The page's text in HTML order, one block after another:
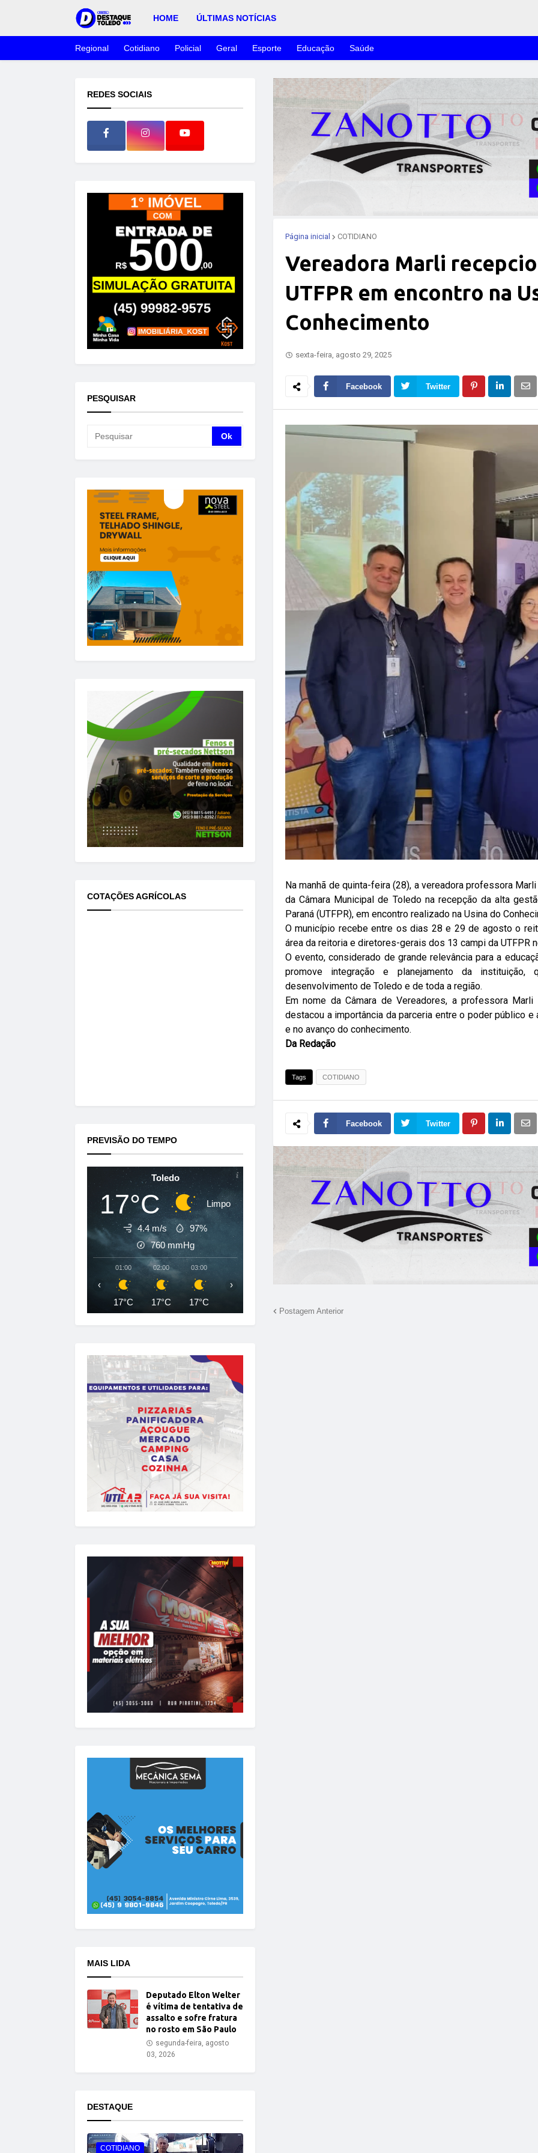
HOME ÚLTIMAS NOTÍCIAS
Regional Cotidiano Policial Geral Esporte Educação Saúde
Página inicial COTIDIANO
Vereadora Marli
UTFPR em encontro na
Conhecimento
sexta-feira, agosto 29, 2025
Facebook Twitter
Na manhã de quinta-feira (28), a vereadora professora
da Câmara Municipal de Toledo na recepção da alta
Paraná (UTFPR), em encontro realizado na Usina do
O município recebe entre os dias 28 e 29 de agosto o
área da reitoria e diretores-gerais dos 13 campi da UTFPR
O evento, considerado de grande relevância para a
promove integração e planejamento da instituição,
desenvolvimento de Toledo e de toda a região.
Em nome da Câmara de Vereadores, a professora
destacou a importância da parceria entre o poder público
e no avanço do conhecimento.
Da Redação
Tags COTIDIANO
Facebook Twitter
Postagem Anterior
REDES SOCIAIS
PESQUISAR
COTAÇÕES AGRÍCOLAS
PREVISÃO DO TEMPO
Toledo
17°C Limpo
4.4 m/s
97%
760mmHg
01:00
17°C
02:00
17°C
03:00
17°C
‹ ›
MAIS LIDA
Deputado Elton Welter
é vítima de tentativa de
assalto e sofre fratura
no rosto em São Paulo
segunda-feira, agosto
03, 2026
DESTAQUE
COTIDIANO